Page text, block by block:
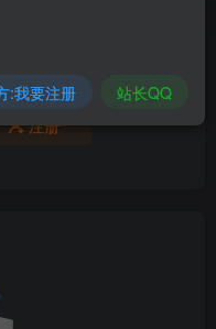
注册
:我要注册 站长QQ